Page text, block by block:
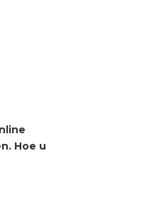
Hoe u